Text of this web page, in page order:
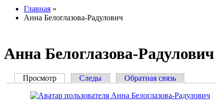
Вы здесьГлавная »
Анна Белоглазова-Радулович
Анна Белоглазова-Радулович
Главные вкладки
Просмотр (активная вкладка)
Следы Обратная связь